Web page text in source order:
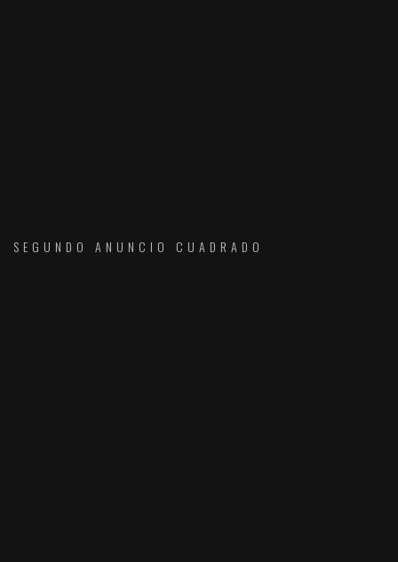
SEGUNDO ANUNCIO CUADRADO